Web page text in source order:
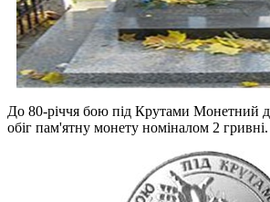
До 80-річчя бою під Крутами Монетний
обіг пам'ятну монету номіналом 2 гривні.